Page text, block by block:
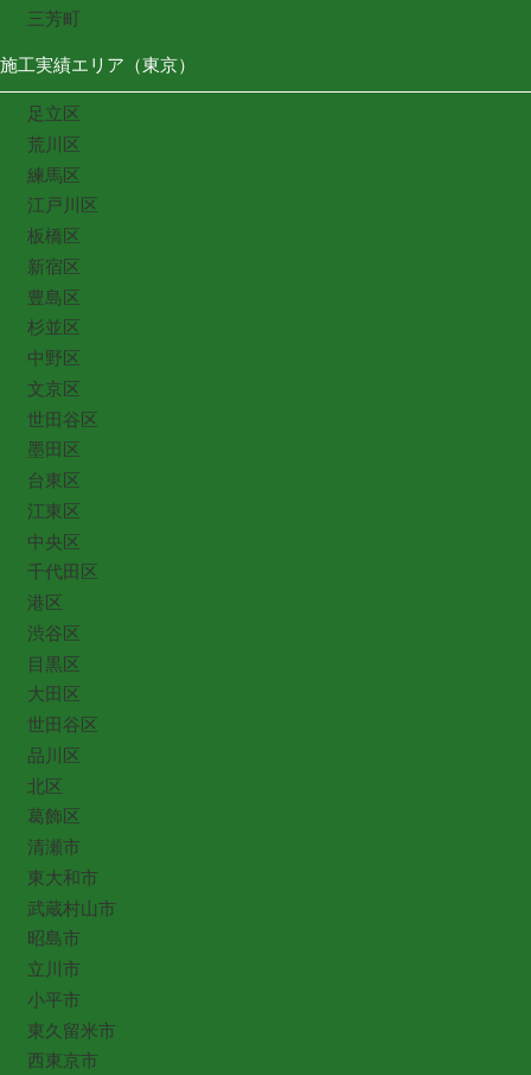
三芳町
施工実績エリア（東京）
足立区
荒川区
練馬区
江戸川区
板橋区
新宿区
豊島区
杉並区
中野区
文京区
世田谷区
墨田区
台東区
江東区
中央区
千代田区
港区
渋谷区
目黒区
大田区
世田谷区
品川区
北区
葛飾区
清瀬市
東大和市
武蔵村山市
昭島市
立川市
小平市
東久留米市
西東京市